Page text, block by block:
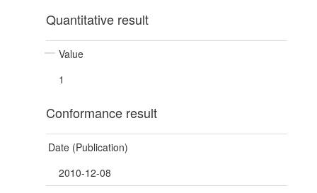
Quantitative result
Value
1
Conformance result
Date (Publication)
2010-12-08